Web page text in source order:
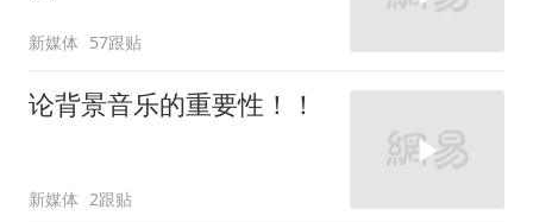
新媒体 57跟贴
论背景音乐的重要性！！
新媒体 2跟贴